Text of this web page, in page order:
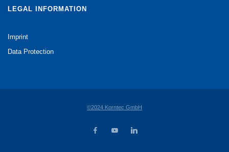
LEGAL INFORMATION
Imprint
Data Protection
©2024 Korntec GmbH